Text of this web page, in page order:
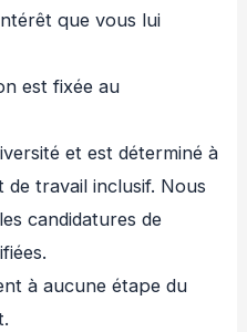
que vous lui
est fixée au
et est déterminé à
travail inclusif. Nous
candidatures de
à aucune étape du